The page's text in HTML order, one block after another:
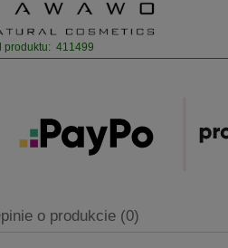
produktu: 411499
o produkcie (0)